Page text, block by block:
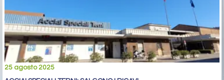
25 agosto 2025